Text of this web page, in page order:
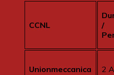
CCNL
/
Unionmeccanica 2